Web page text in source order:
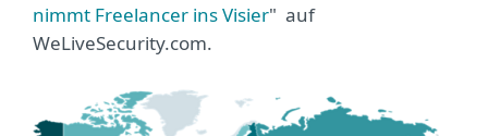
nimmt Freelancer ins Visier" auf
WeLiveSecurity.com.